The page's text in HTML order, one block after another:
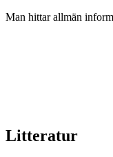
Man hittar allmän
Litteratur